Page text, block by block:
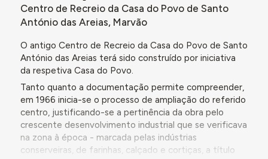
Centro de Recreio da Casa do Povo de Santo
António das Areias, Marvão
O antigo Centro de Recreio da Casa do Povo de Santo
António das Areias terá sido construído por iniciativa
da respetiva Casa do Povo.
Tanto quanto a documentação permite compreender,
em 1966 inicia-se o processo de ampliação do referido
centro, justificando-se a pertinência da obra pelo
crescente desenvolvimento industrial que se verificava
na zona à época - marcada pelas indústrias
conserveiras, de farinhas, calçado e cortiças, a título